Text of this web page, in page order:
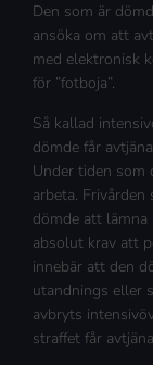
Den som är
ansöka om att
med elektronisk
för ”fotboja”.
Så kallad
dömde får
Under tiden som
arbeta.
dömde att
absolut krav att
innebär att den
utandnings eller
avbryts
straffet får